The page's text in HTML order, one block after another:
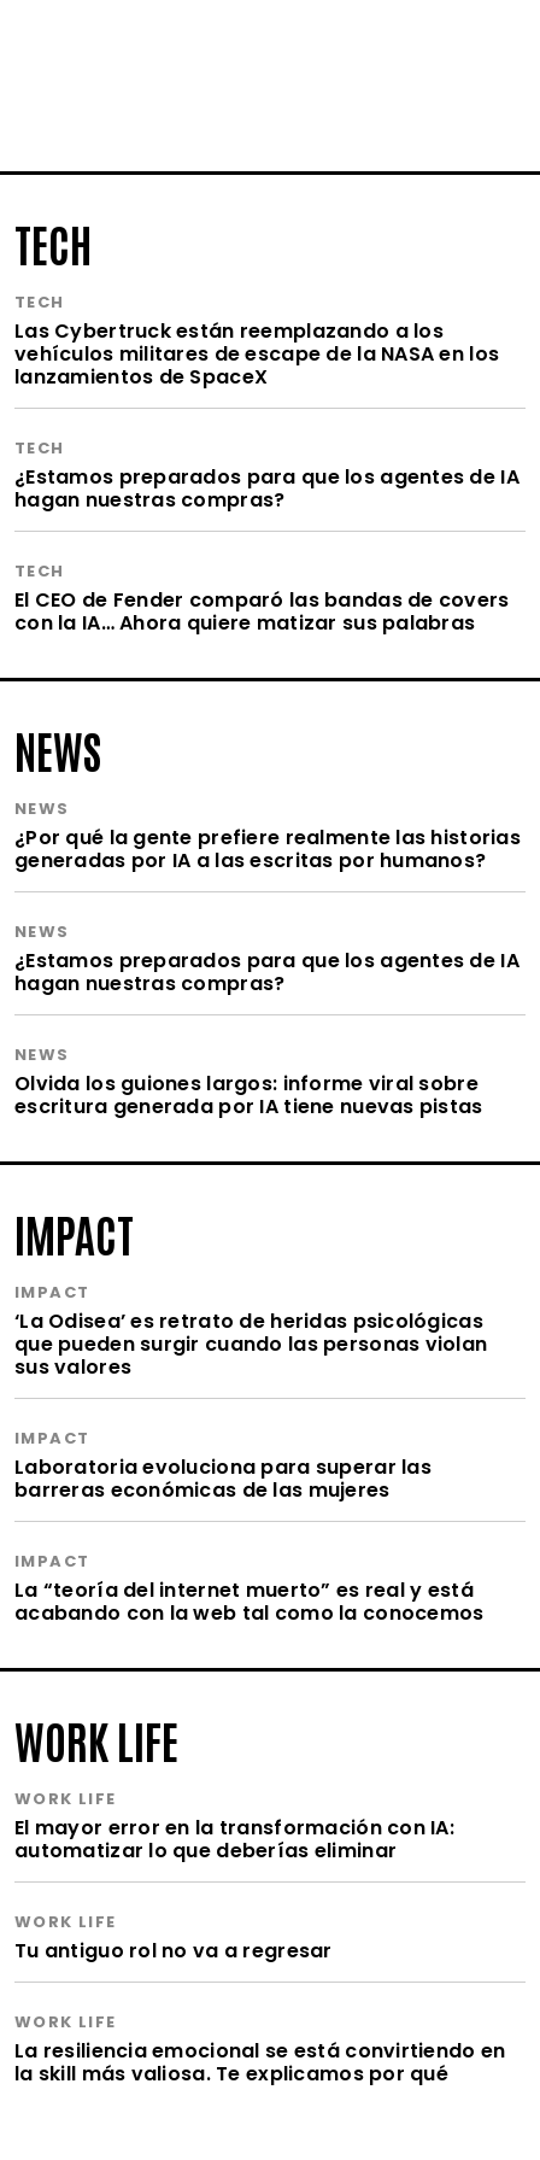
TECH
TECH
Las Cybertruck están reemplazando a los
vehículos militares de escape de la NASA en los
lanzamientos de SpaceX
TECH
¿Estamos preparados para que los agentes de IA
hagan nuestras compras?
TECH
El CEO de Fender comparó las bandas de covers
con la IA… Ahora quiere matizar sus palabras
NEWS
NEWS
¿Por qué la gente prefiere realmente las historias
generadas por IA a las escritas por humanos?
NEWS
¿Estamos preparados para que los agentes de IA
hagan nuestras compras?
NEWS
Olvida los guiones largos: informe viral sobre
escritura generada por IA tiene nuevas pistas
IMPACT
IMPACT
‘La Odisea’ es retrato de heridas psicológicas
que pueden surgir cuando las personas violan
sus valores
IMPACT
Laboratoria evoluciona para superar las
barreras económicas de las mujeres
IMPACT
La “teoría del internet muerto” es real y está
acabando con la web tal como la conocemos
WORK LIFE
WORK LIFE
El mayor error en la transformación con IA:
automatizar lo que deberías eliminar
WORK LIFE
Tu antiguo rol no va a regresar
WORK LIFE
La resiliencia emocional se está convirtiendo en
la skill más valiosa. Te explicamos por qué